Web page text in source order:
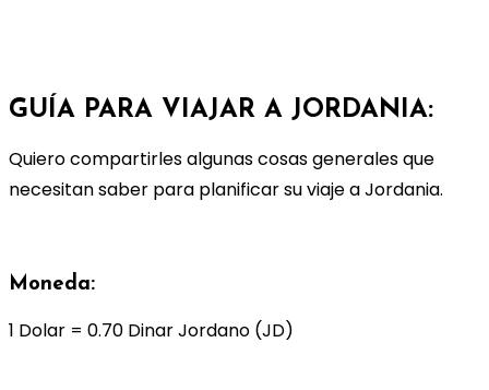
GUÍA PARA VIAJAR A JORDANIA:
Quiero compartirles algunas cosas generales que
necesitan saber para planificar su viaje a Jordania.
Moneda:
1 Dolar = 0.70 Dinar Jordano (JD)